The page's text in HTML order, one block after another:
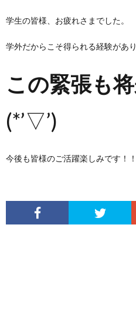
学生の皆様、お疲れさまでした。
学外だからこそ得られる経験があり
この緊張も
(*’▽’)
今後も皆様のご活躍楽しみです！！